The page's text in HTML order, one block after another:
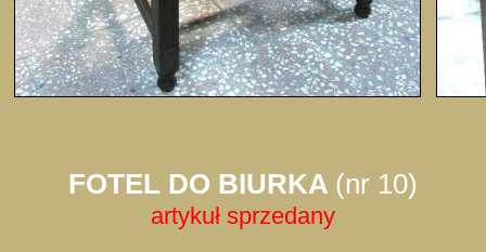
FOTEL DO BIURKA (nr 10)
artykuł sprzedany